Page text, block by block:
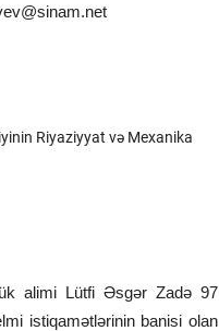
Riyaziyyat və Mexanika
alimi Lütfi Əsgər Zadə 97
istiqamətlərinin banisi olan